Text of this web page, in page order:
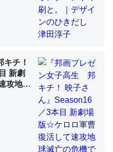
。でたまに覗いてる。ぼ
量や充電中かが分かるので
。
父67歳と僕。ITツール導入で
｜tayorini by LIFULL介護
チ！
新劇
攻地球
昇大 |